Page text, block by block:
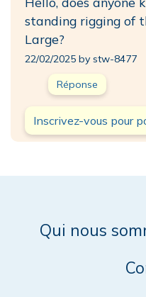
standing rigging of
Large?
22/02/2025 by stw-8477
Réponse
Inscrivez-vous pour
Qui nous